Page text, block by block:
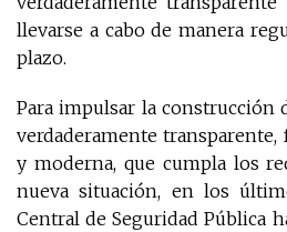
llevarse a cabo de manera
plazo.
Para impulsar la construcción
verdaderamente
y moderna, que cumpla los
nueva situación, en los
Central de Seguridad Pública